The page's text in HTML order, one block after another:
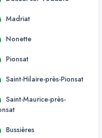
Madriat
Nonette
Pionsat
Saint-Hilaire-près-Pionsat
Saint-Maurice-près-
Bussières